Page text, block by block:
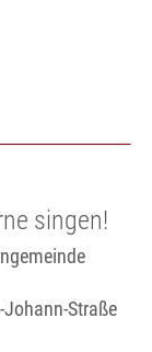
singen!
Johann-Straße